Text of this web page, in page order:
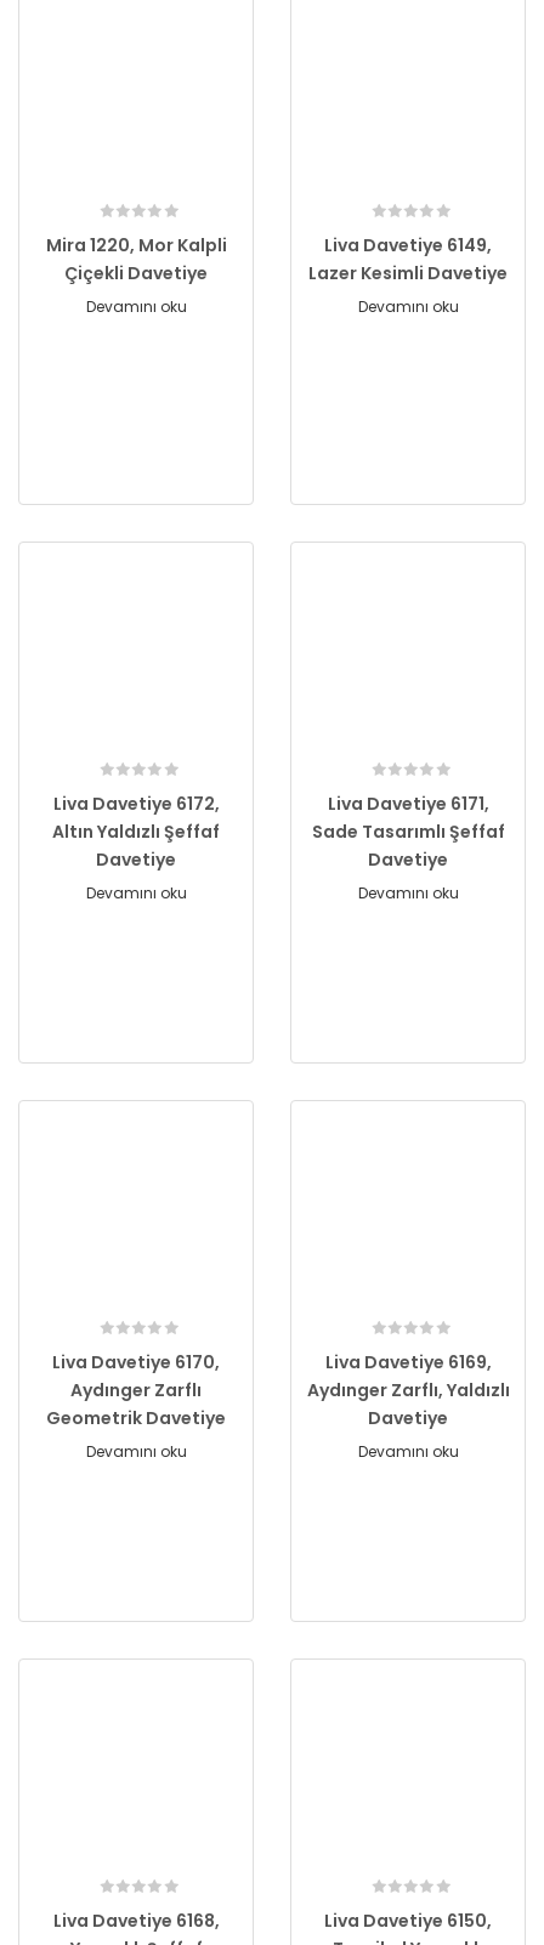
Mira 1220, Mor Kalpli
Çiçekli Davetiye
Devamını oku
Liva Davetiye 6149,
Lazer Kesimli Davetiye
Devamını oku
Liva Davetiye 6172,
Altın Yaldızlı Şeffaf
Davetiye
Devamını oku
Liva Davetiye 6171,
Sade Tasarımlı Şeffaf
Davetiye
Devamını oku
Liva Davetiye 6170,
Aydınger Zarflı
Geometrik Davetiye
Devamını oku
Liva Davetiye 6169,
Aydınger Zarflı, Yaldızlı
Davetiye
Devamını oku
Liva Davetiye 6168,
Liva Davetiye 6150,